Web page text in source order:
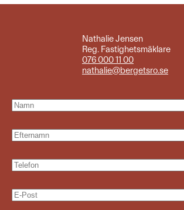
Nathalie Jensen
Reg. Fastighetsmäklare
076 000 11 00
nathalie@bergetsro.se